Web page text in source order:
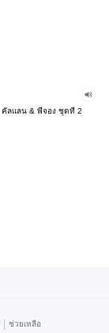
คัลแลน & พี่จอง ชุดที่ 2
| ช่วยเหลือ